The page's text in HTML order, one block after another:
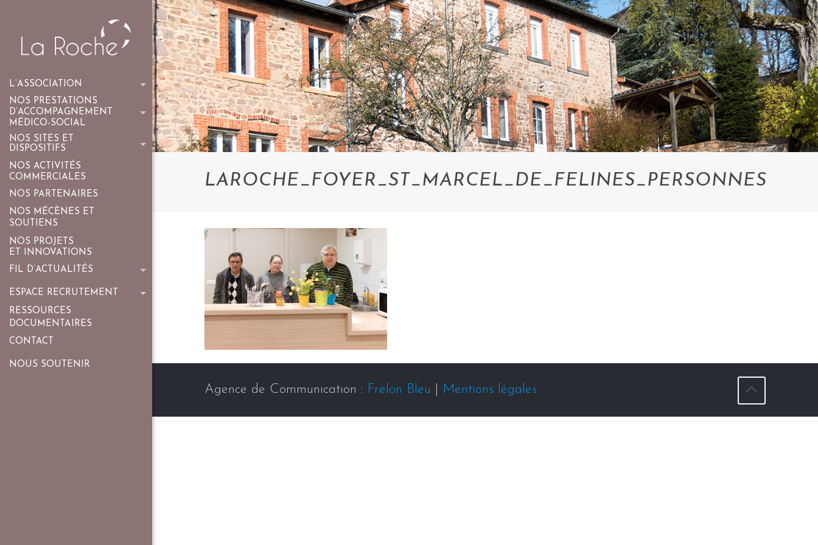
L’ASSOCIATION
NOS PRESTATIONS
D’ACCOMPAGNEMENT
MÉDICO-SOCIAL
NOS SITES ET
DISPOSITIFS
NOS ACTIVITÉS
COMMERCIALES
NOS PARTENAIRES
NOS MÉCÈNES ET
SOUTIENS
NOS PROJETS
ET INNOVATIONS
FIL D’ACTUALITÉS
ESPACE RECRUTEMENT
RESSOURCES
DOCUMENTAIRES
CONTACT
NOUS SOUTENIR
LAROCHE_FOYER_ST_MARCEL_DE_FELINES_PERSONNES
Agence de Communication : Frelon Bleu Mentions légales